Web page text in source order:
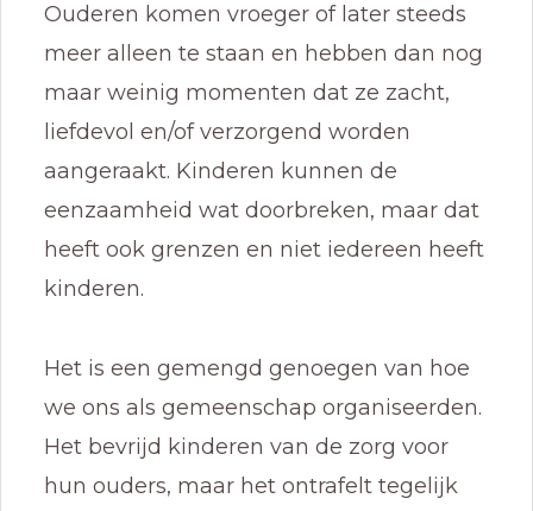
Ouderen komen vroeger of later steeds
meer alleen te staan en hebben dan nog
maar weinig momenten dat ze zacht,
liefdevol en/of verzorgend worden
aangeraakt. Kinderen kunnen de
eenzaamheid wat doorbreken, maar dat
heeft ook grenzen en niet iedereen heeft
kinderen.
Het is een gemengd genoegen van hoe
we ons als gemeenschap organiseerden.
Het bevrijd kinderen van de zorg voor
hun ouders, maar het ontrafelt tegelijk